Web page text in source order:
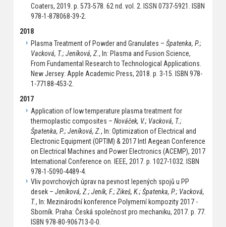
Coaters, 2019. p. 573-578. 62 nd. vol. 2. ISSN 0737-5921. ISBN
978-1-878068-39-2.
2018
Plasma Treatment of Powder and Granulates – Špatenka, P.;
Vacková, T.; Jeníková, Z., In: Plasma and Fusion Science,
From Fundamental Research to Technological Applications.
New Jersey: Apple Academic Press, 2018. p. 3-15. ISBN 978-
1-77188-453-2.
2017
Application of low temperature plasma treatment for
thermoplastic composites – Nováček, V.; Vacková, T.;
Špatenka, P.; Jeníková, Z., In: Optimization of Electrical and
Electronic Equipment (OPTIM) & 2017 Intl Aegean Conference
on Electrical Machines and Power Electronics (ACEMP), 2017
International Conference on. IEEE, 2017. p. 1027-1032. ISBN
978-1-5090-4489-4.
Vliv povrchových úprav na pevnost lepených spojů u PP
desek – Jeníková, Z.; Jeník, F.; Zikeš, K.; Špatenka, P.; Vacková,
T., In: Mezinárodní konference Polymerní kompozity 2017 -
Sborník. Praha: Česká společnost pro mechaniku, 2017. p. 77.
ISBN 978-80-906713-0-0.